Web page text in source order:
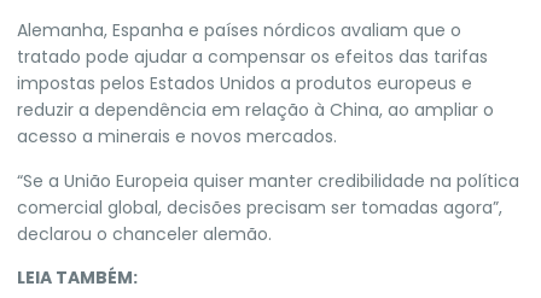
Alemanha, Espanha e países nórdicos avaliam que o
tratado pode ajudar a compensar os efeitos das tarifas
impostas pelos Estados Unidos a produtos europeus e
reduzir a dependência em relação à China, ao ampliar o
acesso a minerais e novos mercados.
“Se a União Europeia quiser manter credibilidade na política
comercial global, decisões precisam ser tomadas agora”,
declarou o chanceler alemão.
LEIA TAMBÉM: